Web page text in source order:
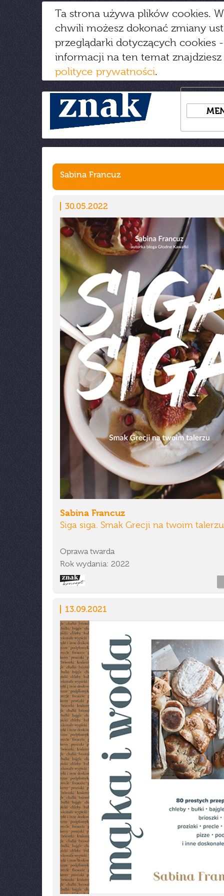
Ta strona używa plików cookies.
chwili możesz dokonać zmiany
przeglądarki dotyczących cookies
informacji na ten temat
polityce prywatności.
Sabina Francuz
30.05.2022
Sabina Francuz
Siga siga. Smak Grecji na twoim talerzu
Oprawa twarda
Rok wydania: 2022
13.09.2021